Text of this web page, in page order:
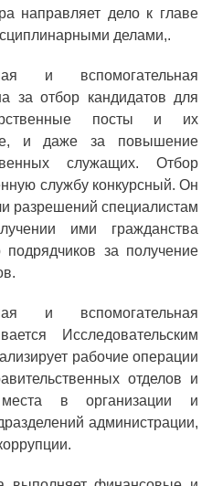
направляет дело к главе
делами,.
и вспомогательная
за отбор кандидатов для
посты и их
и даже за повышение
служащих. Отбор
службу конкурсный. Он
разрешений специалистам
ими гражданства
за получение
и вспомогательная
Исследовательским
рабочие операции
отделов и
в организации и
администрации,